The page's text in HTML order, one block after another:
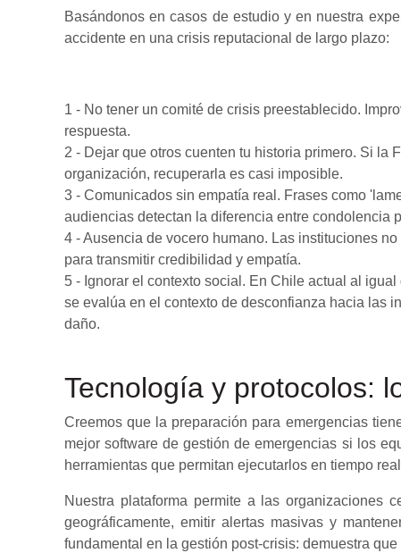
Basándonos en casos de estudio y en nuestra
accidente en una crisis reputacional de largo plazo:
1 - No tener un comité de crisis preestablecido.
respuesta.
2 - Dejar que otros cuenten tu historia primero. Si la
organización, recuperarla es casi imposible.
3 - Comunicados sin empatía real. Frases como
audiencias detectan la diferencia entre condolencia
4 - Ausencia de vocero humano. Las instituciones
para transmitir credibilidad y empatía.
5 - Ignorar el contexto social. En Chile actual al
se evalúa en el contexto de desconfianza hacia las
daño.
Tecnología y protocolos:
Creemos que la preparación para emergencias
mejor software de gestión de emergencias si los
herramientas que permitan ejecutarlos en tiempo
Nuestra plataforma permite a las organizaciones
geográficamente, emitir alertas masivas y
fundamental en la gestión post-crisis: demuestra